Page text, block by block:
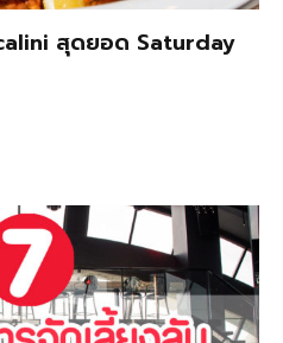
สุดยอด Saturday